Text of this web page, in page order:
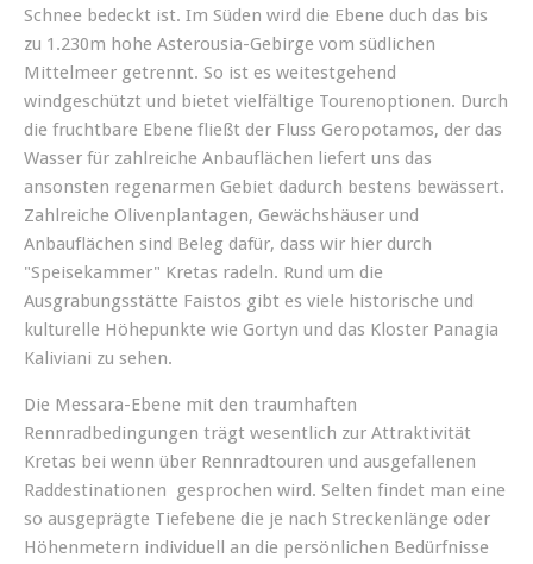
Schnee bedeckt ist. Im Süden wird die Ebene duch das bis
zu 1.230m hohe Asterousia-Gebirge vom südlichen
Mittelmeer getrennt. So ist es weitestgehend
windgeschützt und bietet vielfältige Tourenoptionen. Durch
die fruchtbare Ebene fließt der Fluss Geropotamos, der das
Wasser für zahlreiche Anbauflächen liefert uns das
ansonsten regenarmen Gebiet dadurch bestens bewässert.
Zahlreiche Olivenplantagen, Gewächshäuser und
Anbauflächen sind Beleg dafür, dass wir hier durch
"Speisekammer" Kretas radeln. Rund um die
Ausgrabungsstätte Faistos gibt es viele historische und
kulturelle Höhepunkte wie Gortyn und das Kloster Panagia
Kaliviani zu sehen.
Die Messara-Ebene mit den traumhaften
Rennradbedingungen trägt wesentlich zur Attraktivität
Kretas bei wenn über Rennradtouren und ausgefallenen
Raddestinationen gesprochen wird. Selten findet man eine
so ausgeprägte Tiefebene die je nach Streckenlänge oder
Höhenmetern individuell an die persönlichen Bedürfnisse